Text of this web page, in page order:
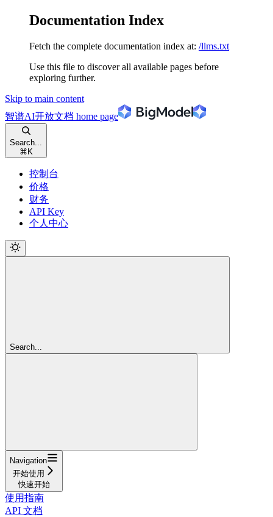
Documentation Index
Fetch the complete documentation index at: /llms.txt
Use this file to discover all available pages before
exploring further.
Skip to main content
智谱AI开放文档 home page
Search...
⌘ K
控制台
价格
财务
API Key
个人中心
Search...
Navigation
开始使用
快速开始
使用指南
API 文档